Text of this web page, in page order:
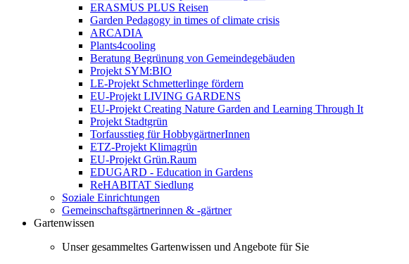
ERASMUS PLUS Reisen
Garden Pedagogy in times of climate crisis
ARCADIA
Plants4cooling
Beratung Begrünung von Gemeindegebäuden
Projekt SYM:BIO
LE-Projekt Schmetterlinge fördern
EU-Projekt LIVING GARDENS
EU-Projekt Creating Nature Garden and Learning Through It
Projekt Stadtgrün
Torfausstieg für HobbygärtnerInnen
ETZ-Projekt Klimagrün
EU-Projekt Grün.Raum
EDUGARD - Education in Gardens
ReHABITAT Siedlung
Soziale Einrichtungen
Gemeinschaftsgärtnerinnen & -gärtner
Gartenwissen
Unser gesammeltes Gartenwissen und Angebote für Sie